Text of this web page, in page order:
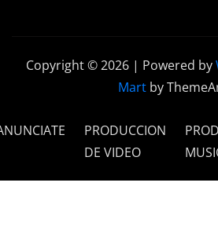
Copyright © 2026 | Powered by
Mart by
PRODUCCION
DE VIDEO